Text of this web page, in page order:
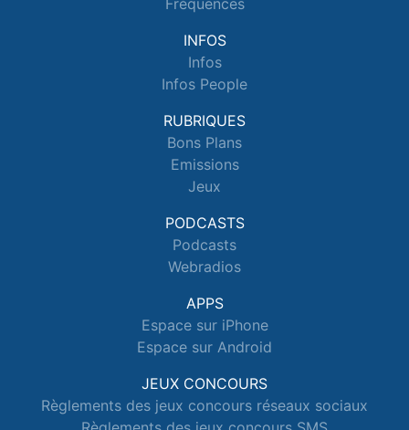
Fréquences
INFOS
Infos
Infos People
RUBRIQUES
Bons Plans
Emissions
Jeux
PODCASTS
Podcasts
Webradios
APPS
Espace sur iPhone
Espace sur Android
JEUX CONCOURS
Règlements des jeux concours réseaux sociaux